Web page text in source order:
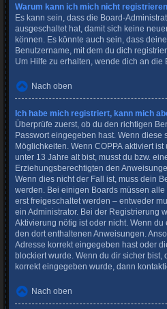
Warum kann ich mich nicht
Es kann sein, dass die Board-
ausgeschaltet hat, damit sich keine
können. Es könnte auch sein, dass
Benutzername, mit dem du dich
Um Hilfe zu erhalten, wende dich an die
Nach oben
Ich habe mich registriert, kann mich
Überprüfe zuerst, ob du den richtigen
Passwort eingegeben hast. Wenn diese
Möglichkeiten. Wenn COPPA aktiviert ist
unter 13 Jahre alt bist, musst du bzw.
Erziehungsberechtigten den
Wenn dies nicht der Fall ist, muss dein
werden. Bei einigen Boards müssen
erst freigeschaltet werden – entweder
ein Administrator. Bei der Registrierung
Aktivierung nötig ist oder nicht. Wenn
den dort enthaltenen Anweisungen.
Adresse korrekt eingegeben hast oder
blockiert wurde. Wenn du dir sicher bist,
korrekt eingegeben wurde, dann
Nach oben